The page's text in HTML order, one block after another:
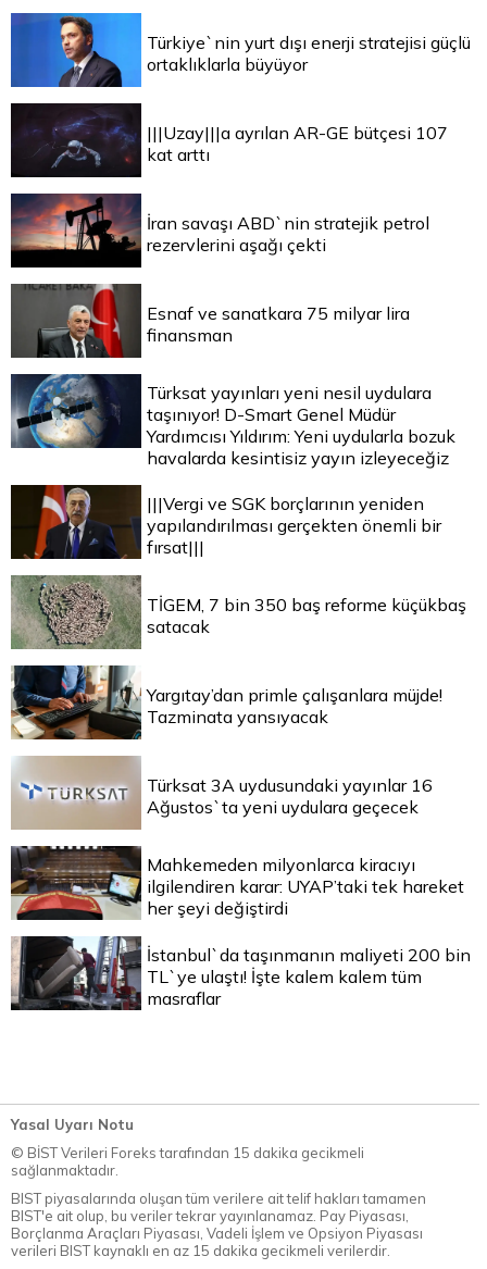
Türkiye`nin yurt dışı enerji stratejisi güçlü
ortaklıklarla büyüyor
|||Uzay|||a ayrılan AR-GE bütçesi 107
kat arttı
İran savaşı ABD`nin stratejik petrol
rezervlerini aşağı çekti
Esnaf ve sanatkara 75 milyar lira
finansman
Türksat yayınları yeni nesil uydulara
taşınıyor! D-Smart Genel Müdür
Yardımcısı Yıldırım: Yeni uydularla bozuk
havalarda kesintisiz yayın izleyeceğiz
|||Vergi ve SGK borçlarının yeniden
yapılandırılması gerçekten önemli bir
fırsat|||
TİGEM, 7 bin 350 baş reforme küçükbaş
satacak
Yargıtay’dan primle çalışanlara müjde!
Tazminata yansıyacak
Türksat 3A uydusundaki yayınlar 16
Ağustos`ta yeni uydulara geçecek
Mahkemeden milyonlarca kiracıyı
ilgilendiren karar: UYAP’taki tek hareket
her şeyi değiştirdi
İstanbul`da taşınmanın maliyeti 200 bin
TL`ye ulaştı! İşte kalem kalem tüm
masraflar
Yasal Uyarı Notu
© BİST Verileri Foreks tarafından 15 dakika gecikmeli
sağlanmaktadır.
BIST piyasalarında oluşan tüm verilere ait telif hakları tamamen
BIST'e ait olup, bu veriler tekrar yayınlanamaz. Pay Piyasası,
Borçlanma Araçları Piyasası, Vadeli İşlem ve Opsiyon Piyasası
verileri BIST kaynaklı en az 15 dakika gecikmeli verilerdir.